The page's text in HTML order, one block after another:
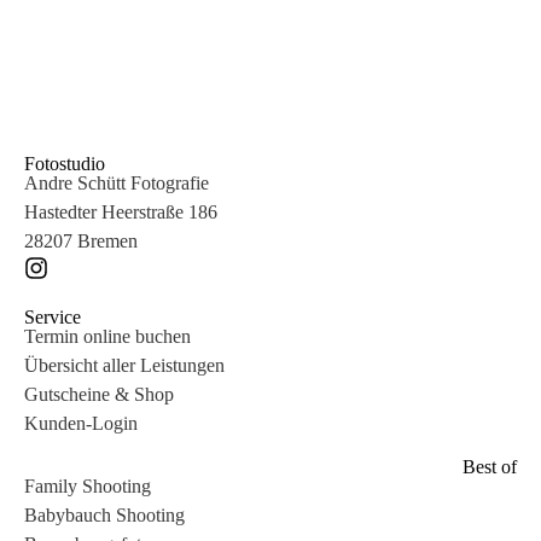
Fotostudio
Andre Schütt Fotografie
Hastedter Heerstraße 186
28207 Bremen
Service
Termin online buchen
Übersicht aller Leistungen
Gutscheine & Shop
Kunden-Login
Best of
Family Shooting
Babybauch Shooting